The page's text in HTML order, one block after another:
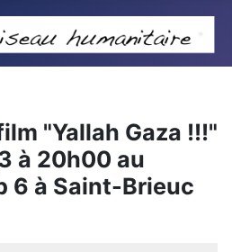
"Yallah Gaza !!!"
à 20h00 au
6 à Saint-Brieuc